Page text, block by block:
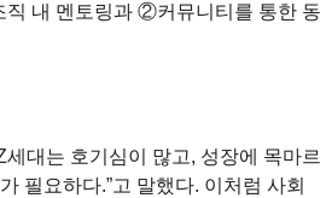
내 멘토링과 ②커뮤니티를 통한 동
대는 호기심이 많고, 성장에 목마르
필요하다.”고 말했다. 이처럼 사회